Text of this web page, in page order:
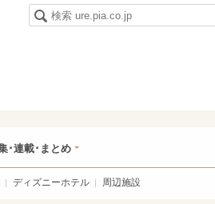
･連載･まとめ
ディズニーホテル 周辺施設